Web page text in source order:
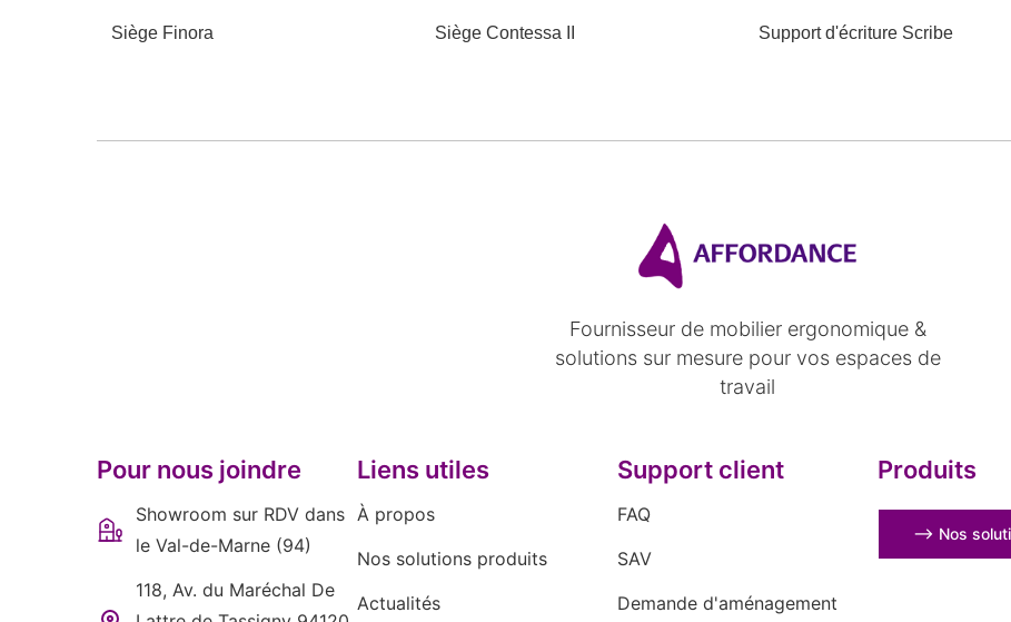
Siège Finora Siège Contessa II Support d'écriture Scribe
Fournisseur de mobilier ergonomique &
solutions sur mesure pour vos espaces de
travail
Pour nous joindre
Showroom sur RDV dans
le Val-de-Marne (94)
118, Av. du Maréchal De
Liens utiles
À propos
Nos solutions produits
Actualités
Support client
FAQ
SAV
Demande d'aménagement
Produits
⟶ Nos